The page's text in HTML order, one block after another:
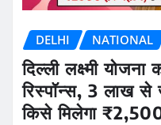
DELHI NATIONAL
दिल्ली लक्ष्मी
रिस्पॉन्स, 3 लाख से
किसे मिलेगा